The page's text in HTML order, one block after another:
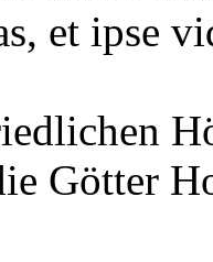
et ipse
Götter